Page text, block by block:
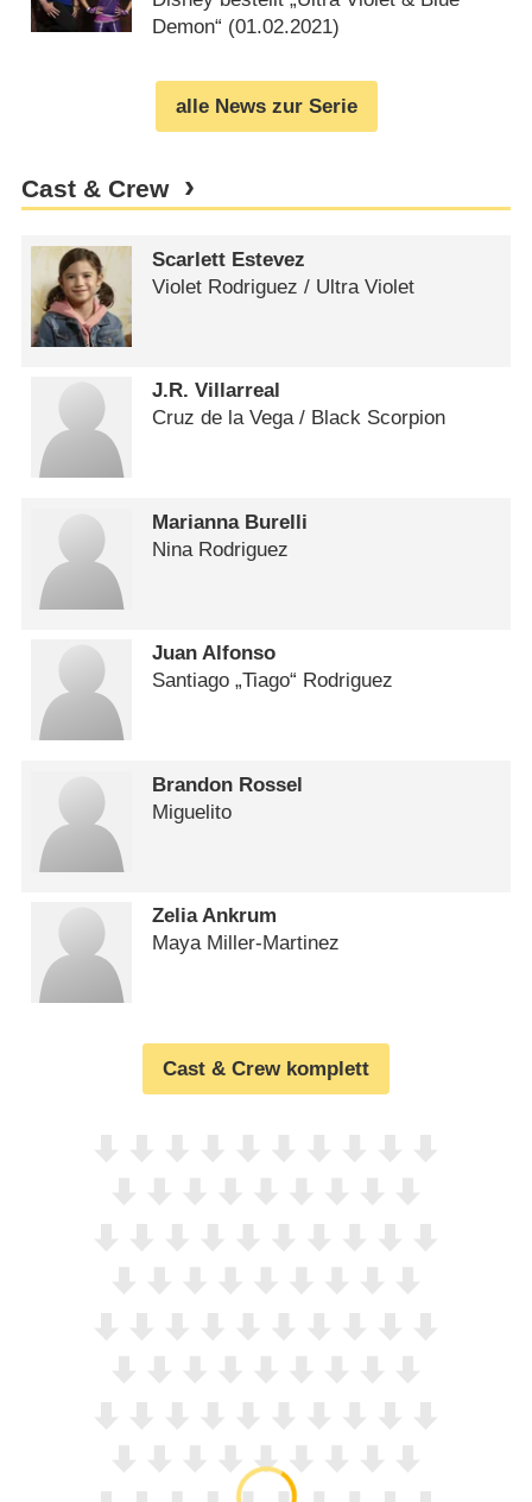
Demon“ (01.02.2021)
alle News zur Serie
Cast & Crew
Scarlett Estevez
Violet Rodriguez /​ Ultra Violet
J.R. Villarreal
Cruz de la Vega /​ Black Scorpion
Marianna Burelli
Nina Rodriguez
Juan Alfonso
Santiago „Tiago“ Rodriguez
Brandon Rossel
Miguelito
Zelia Ankrum
Maya Miller-Martinez
Cast & Crew komplett